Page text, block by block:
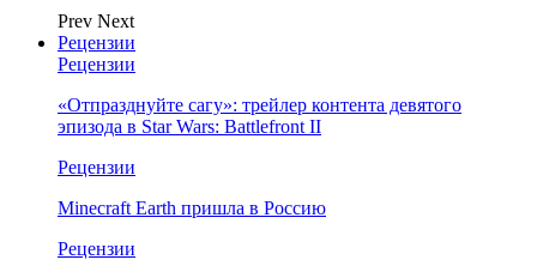
Prev Next
Рецензии
Рецензии
«Отпразднуйте сагу»: трейлер контента девятого
эпизода в Star Wars: Battlefront II
Рецензии
Minecraft Earth пришла в Россию
Рецензии